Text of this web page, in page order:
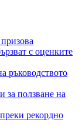
с оценките
ръководството
за ползване на
рекордно